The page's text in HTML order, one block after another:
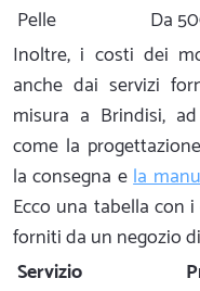
Pelle
Da
Inoltre, i costi dei
anche dai servizi
misura a Brindisi,
come la
la consegna ela
Ecco una tabella con
forniti da un negozio
Servizio